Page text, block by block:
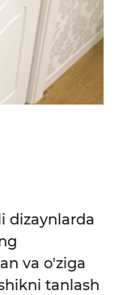
dizaynlarda
va o'ziga
tanlash